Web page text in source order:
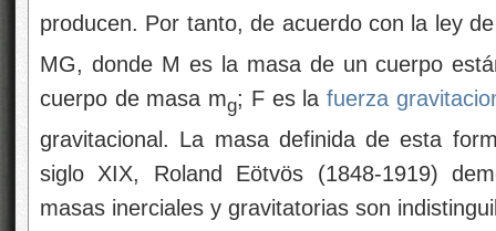
producen. Por tanto, de acuerdo con la ley
MG, donde M es la masa de un cuerpo
cuerpo de masa mg; F es lafuerza
gravitacional. La masa definida de esta
siglo XIX, Roland Eötvös (1848-1919)
masas inerciales y gravitatorias son